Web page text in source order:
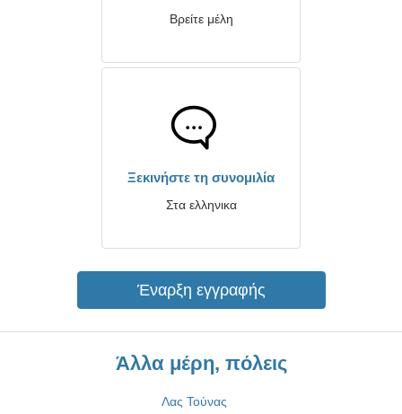
Βρείτε μέλη
Ξεκινήστε τη συνομιλία
Στα ελληνικα
Έναρξη εγγραφής
Άλλα μέρη, πόλεις
Λας Τούνας